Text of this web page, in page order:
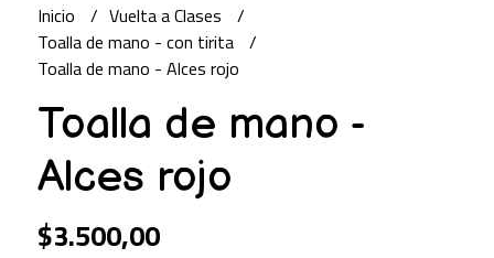
Inicio
Vuelta a Clases
Toalla de mano - con tirita
Toalla de mano - Alces rojo
Toalla de mano -
Alces rojo
$3.500,00